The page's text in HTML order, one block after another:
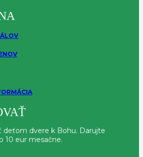
deťom dvere k Bohu. Darujte
10 eur mesačne.